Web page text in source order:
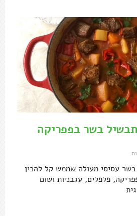
בשר בפפריקה
עסיסי מעולה שממש קל להכין
פלפלים, עגבניות ושום